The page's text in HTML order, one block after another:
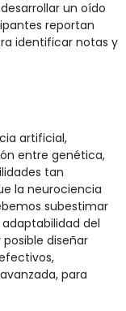
un oído
reportan
identificar notas y
artificial,
entre genética,
tan
la neurociencia
subestimar
del
diseñar
para